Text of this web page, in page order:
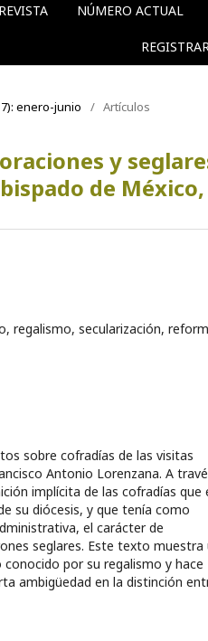
NÚMERO ACTUAL
enero-junio / Artículos
y
de México,
regalismo, secularización,
sobre cofradías de las visitas
Antonio Lorenzana. A
implícita de las cofradías que
su diócesis, y que tenía como
el carácter de
seglares. Este texto muestra
por su regalismo y hace
ambigüedad en la distinción